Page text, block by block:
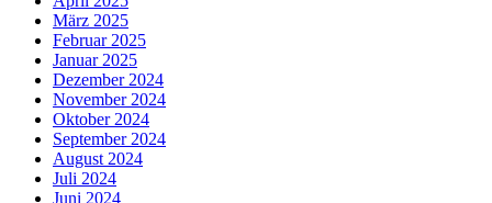
März 2025
Februar 2025
Januar 2025
Dezember 2024
November 2024
Oktober 2024
September 2024
August 2024
Juli 2024
Juni 2024